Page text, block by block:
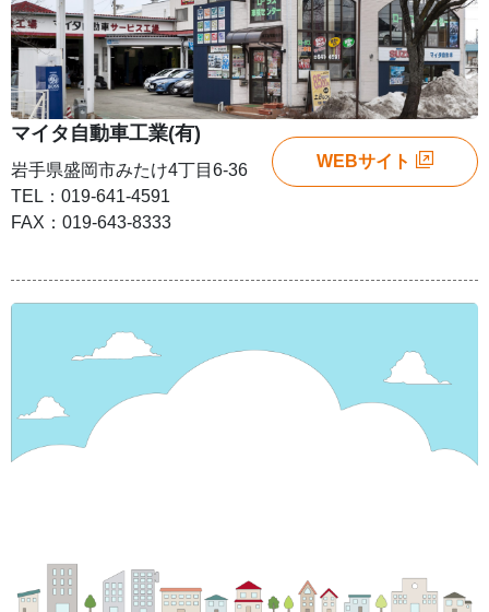
マイタ自動車工業(有)
岩手県盛岡市みたけ4丁目6-36
TEL：019-641-4591
FAX：019-643-8333
WEBサイト